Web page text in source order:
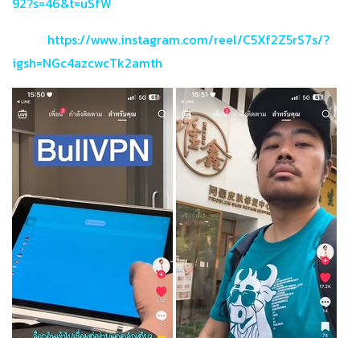
https://www.instagram.com/reel/C5Xf2Z5rS7s/?
igsh=NGc4azcwcTk2amth